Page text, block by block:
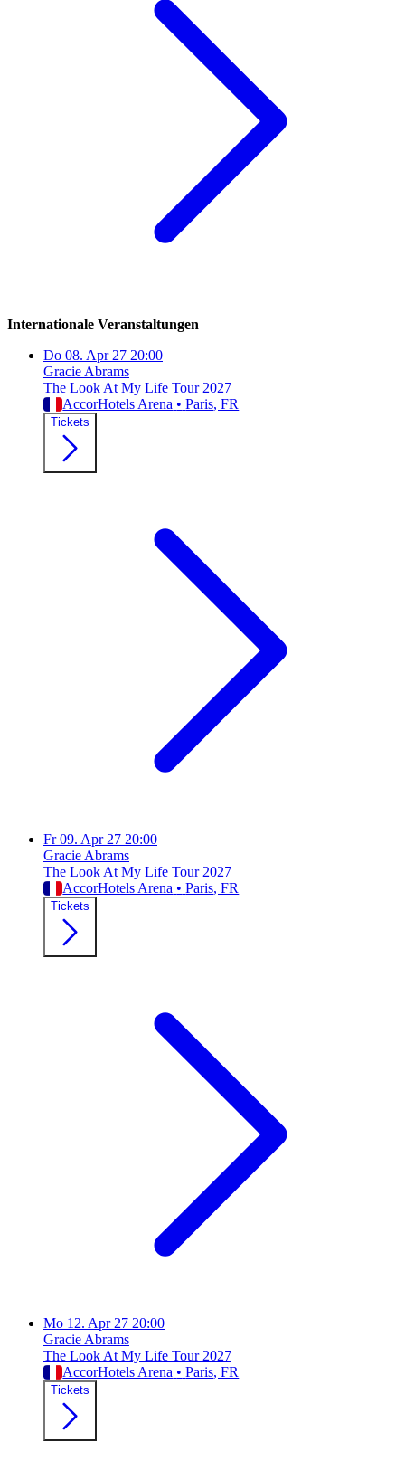
Internationale Veranstaltungen
Do 08. Apr 27 20:00
Gracie Abrams
The Look At My Life Tour 2027
AccorHotels Arena • Paris, FR
Tickets
Fr 09. Apr 27 20:00
Gracie Abrams
The Look At My Life Tour 2027
AccorHotels Arena • Paris, FR
Tickets
Mo 12. Apr 27 20:00
Gracie Abrams
The Look At My Life Tour 2027
AccorHotels Arena • Paris, FR
Tickets